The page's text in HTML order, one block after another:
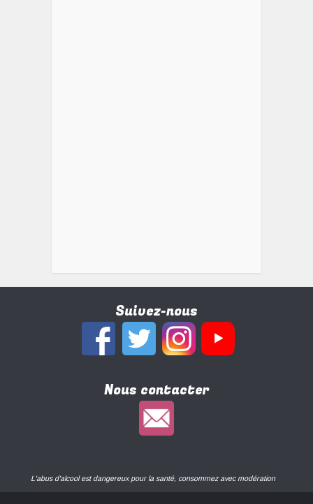
Suivez-nous
Nous contacter
L'abus d'alcool est dangereux pour la santé, consommez avec modération